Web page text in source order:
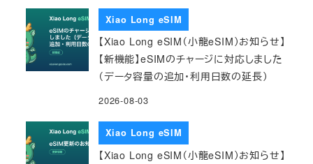
Xiao Long eSIM
【Xiao Long eSIM（小龍eSIM）お知らせ】
【新機能】eSIMのチャージに対応しました
（データ容量の追加・利用日数の延長）
2026-08-03
Xiao Long eSIM
【Xiao Long eSIM（小龍eSIM）お知らせ】